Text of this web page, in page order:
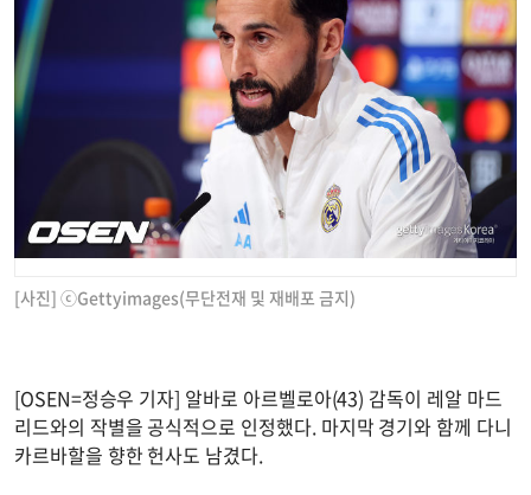
[사진] ⓒGettyimages(무단전재 및 재배포 금지)
[OSEN=정승우 기자] 알바로 아르벨로아(43) 감독이 레알 마드
리드와의 작별을 공식적으로 인정했다. 마지막 경기와 함께 다니
카르바할을 향한 헌사도 남겼다.